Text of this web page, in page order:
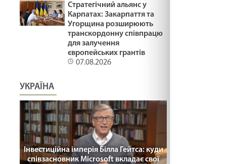
Стратегічний альянс у
Карпатах: Закарпаття та
Угорщина розширюють
транскордонну співпрацю
для залучення
європейських грантів
07.08.2026
УКРАЇНА
Інвестиційна імперія Білла Гейтса: куди
співзасновник Microsoft вкладає свої